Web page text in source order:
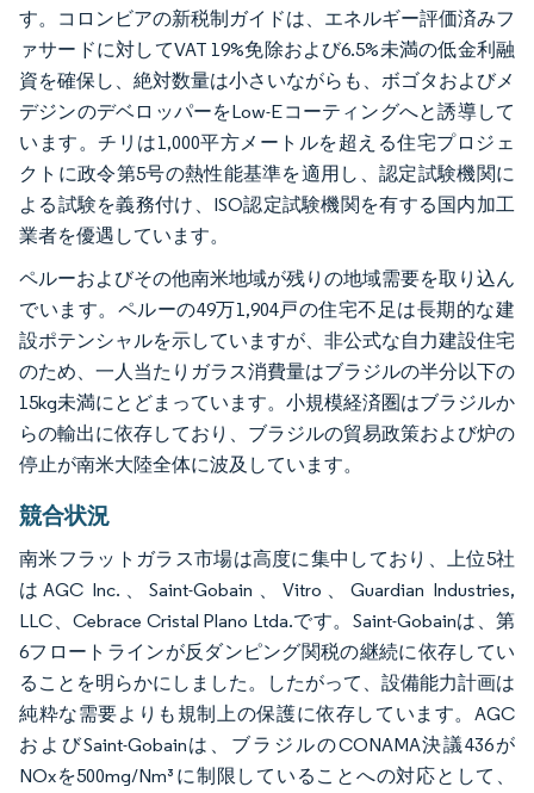
す。コロンビアの新税制ガイドは、エネルギー評価済みフ
ァサードに対してVAT 19%免除および6.5%未満の低金利融
資を確保し、絶対数量は小さいながらも、ボゴタおよびメ
デジンのデベロッパーをLow-Eコーティングへと誘導して
います。チリは1,000平方メートルを超える住宅プロジェ
クトに政令第5号の熱性能基準を適用し、認定試験機関に
よる試験を義務付け、ISO認定試験機関を有する国内加工
業者を優遇しています。
ペルーおよびその他南米地域が残りの地域需要を取り込ん
でいます。ペルーの49万1,904戸の住宅不足は長期的な建
設ポテンシャルを示していますが、非公式な自力建設住宅
のため、一人当たりガラス消費量はブラジルの半分以下の
15kg未満にとどまっています。小規模経済圏はブラジルか
らの輸出に依存しており、ブラジルの貿易政策および炉の
停止が南米大陸全体に波及しています。
競合状況
南米フラットガラス市場は高度に集中しており、上位5社
はAGC Inc.、Saint-Gobain、Vitro、Guardian Industries,
LLC、Cebrace Cristal Plano Ltda.です。Saint-Gobainは、第
6フロートラインが反ダンピング関税の継続に依存してい
ることを明らかにしました。したがって、設備能力計画は
純粋な需要よりも規制上の保護に依存しています。AGC
およびSaint-Gobainは、ブラジルのCONAMA決議436が
NOxを500mg/Nm³に制限していることへの対応として、